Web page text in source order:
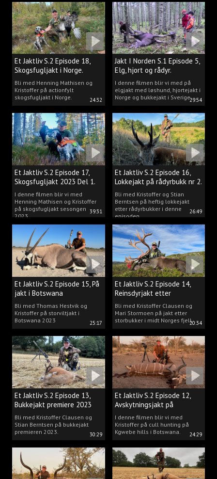
24:32
Et Jaktliv S.2 Episode 18,
Skogsfugljakt i Norge.
Bli med Henning Mathisen og
Kristoffer på actionfylt
skogsfugljakt i Norge.
29:54
Jakt I Norden S.1 Episode 5,
Elg, hjort og rådyr.
I denne filmen blir vi med på
elgjakt med løshund, hjortejakt i
Norge og bukkejakt i Sverige.
39:31
Et Jaktliv S.2 Episode 17,
Skogsfugljakt 2023 Del 1.
I denne filmen blir vi med
Henning Mathisen og Kristoffer
på skogsfugljakt sesongen
2023.
26:49
Et Jaktliv S.2 Episode 16,
Lokkejakt på rådyrbukk nr 2.
Bli med Kristoffer og Stian
Berntsen på heftig lokkejakt
etter rådyrbukker i denne
episoden.
25:17
Et Jaktliv S.2 Episode 15, På
jakt i Botswana
Bli med Thomas Hestvik og
Kristoffer på storviltjakt i
Botswana 2023
20:34
Et Jaktliv S.2 Episode 14,
Reinsdyrjakt etter
storbukker.
Bli med Kristoffer Clausen og
Mari Stormoen på jakt etter
storbukker i midt Norges fjell.
30:29
Et Jaktliv S.2 Episode 13,
Bukkejakt premiere 2023
Bli med Kristoffer Clausen og
Stian Berntsen på bukkejakt
premieren 2023.
24:29
Et Jaktliv S.2 Episode 12,
Avskytningsjakt på
antiloper i Botswana
I denne filmen blir vi med
Kristoffer på cull hunting på
Kgwebe hills i Botswana.